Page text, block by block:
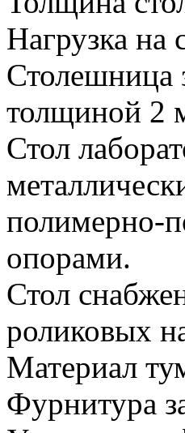
Нагрузка на
Столешница
толщиной 2
Стол
полимерно-
опорами.
Стол
роликовых
Материал
Фурнитура